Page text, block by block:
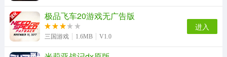
极品飞车20游戏无广告版
三国游戏 1.6MB V1.0
进入